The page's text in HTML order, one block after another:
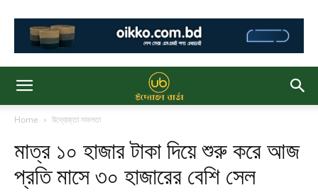
Home উদ্যোক্তা সফলতা
মাত্র ১০ হাজার টাকা দিয়ে শুরু করে আজ
প্রতি মাসে ৩০ হাজারের বেশি সেল